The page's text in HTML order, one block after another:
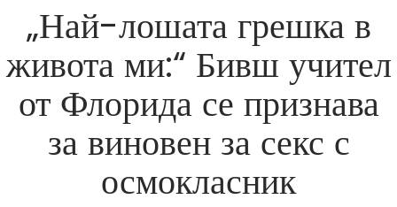
„Най-лошата грешка в
живота ми:“ Бивш учител
от Флорида се признава
за виновен за секс с
осмокласник